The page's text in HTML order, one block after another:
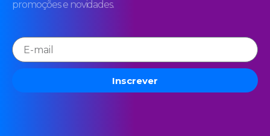
promoções e novidades.
Inscrever